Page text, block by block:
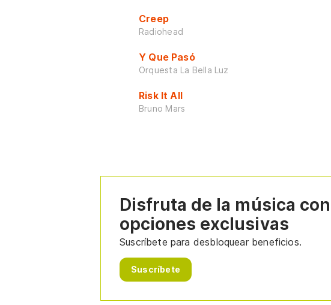
Creep
Radiohead
Y Que Pasó
Orquesta La Bella Luz
Risk It All
Bruno Mars
Disfruta de la música con
opciones exclusivas
Suscríbete para desbloquear beneficios.
Suscríbete